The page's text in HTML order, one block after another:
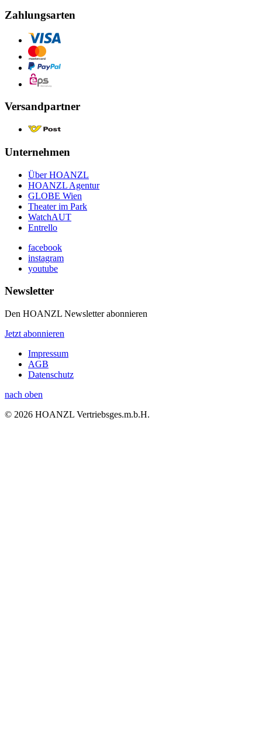
Zahlungsarten
Versandpartner
Unternehmen
Über HOANZL
HOANZL Agentur
GLOBE Wien
Theater im Park
WatchAUT
Entrello
facebook
instagram
youtube
Newsletter
Den HOANZL Newsletter abonnieren
Jetzt abonnieren
Impressum
AGB
Datenschutz
nach oben
© 2026 HOANZL Vertriebsges.m.b.H.